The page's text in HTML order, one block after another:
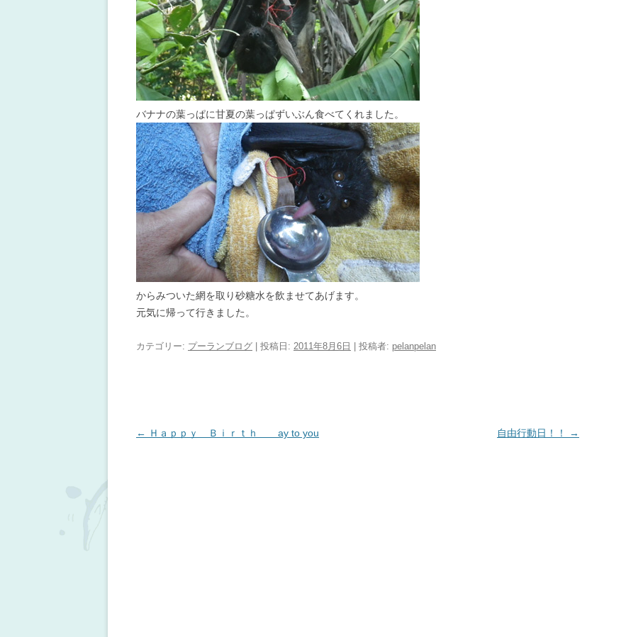
バナナの葉っぱに甘夏の葉っぱずいぶん食べてくれました。
からみついた網を取り砂糖水を飲ませてあげます。
元気に帰って行きました。
カテゴリー: プーランブログ | 投稿日: 2011年8月6日 投稿者: pelanpelan
投稿ナビゲーション
← Ｈａｐｐｙ Ｂｉｒｔｈ ay to you 自由行動日！！ →